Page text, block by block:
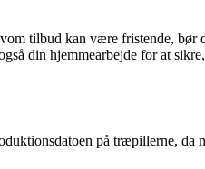
tilbud kan være fristende, bør
din hjemmearbejde for at
på træpillerne,